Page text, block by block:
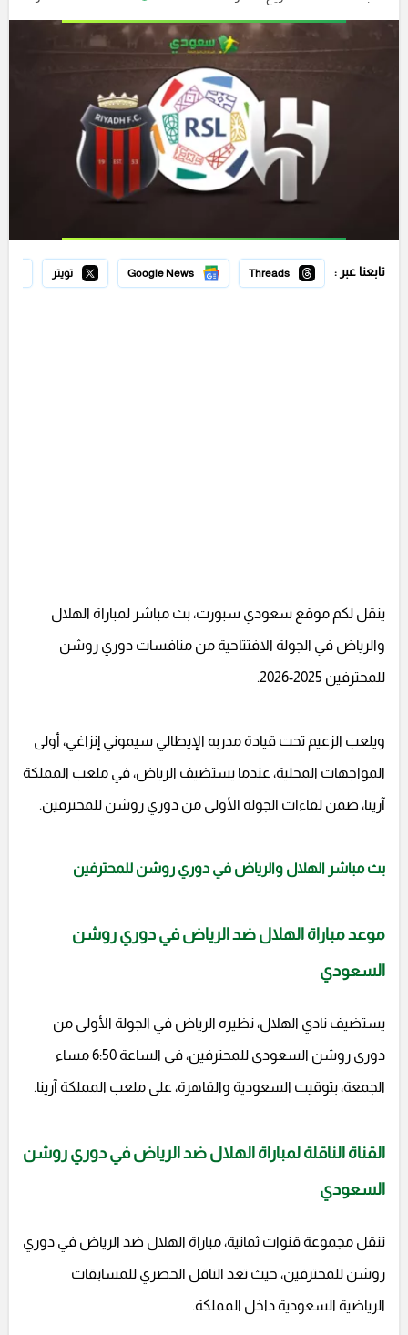
تابعنا عبر : Threads
Google News تويتر
ينقل لكم موقع سعودي سبورت، بث مباشر لمباراة الهلال
والرياض في الجولة الافتتاحية من منافسات دوري روشن
للمحترفين 2025-2026.
ويلعب الزعيم تحت قيادة مدربه الإيطالي سيموني إنزاغي، أولى
المواجهات المحلية، عندما يستضيف الرياض، في ملعب المملكة
آرينا، ضمن لقاءات الجولة الأولى من دوري روشن للمحترفين.
بث مباشر الهلال والرياض في دوري روشن للمحترفين
موعد مباراة الهلال ضد الرياض في دوري روشن
السعودي
يستضيف نادي الهلال، نظيره الرياض في الجولة الأولى من
دوري روشن السعودي للمحترفين، في الساعة 6:50 مساء
الجمعة، بتوقيت السعودية والقاهرة، على ملعب المملكة آرينا.
القناة الناقلة لمباراة الهلال ضد الرياض في دوري روشن
السعودي
تنقل مجموعة قنوات ثمانية، مباراة الهلال ضد الرياض في دوري
روشن للمحترفين، حيث تعد الناقل الحصري للمسابقات
الرياضية السعودية داخل المملكة.